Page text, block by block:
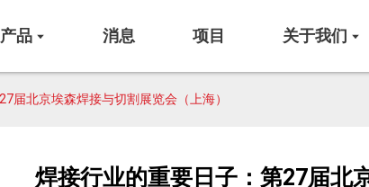
产品 消息 项目 关于我们
届北京埃森焊接与切割展览会（上海）
焊接行业的重要日子：第27届北